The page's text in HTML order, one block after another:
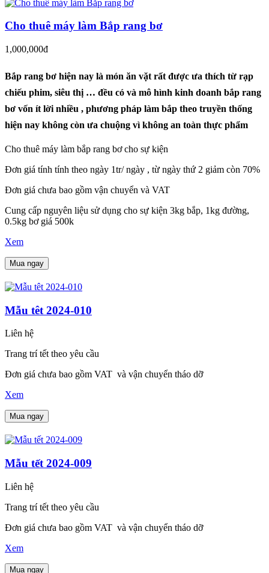
Cho thuê máy làm Bắp rang bơ
1,000,000đ
Bắp rang bơ hiện nay là món ăn vặt rất được ưa thích từ rạp
chiếu phim, siêu thị … đều có và mô hình kinh doanh bắp rang
bơ vốn ít lời nhiều , phương pháp làm bắp theo truyền thống
hiện nay không còn ưa chuộng vì không an toàn thực phẩm
Cho thuê máy làm bắp rang bơ cho sự kiện
Đơn giá tính tính theo ngày 1tr/ ngày , từ ngày thứ 2 giảm còn 70%
Đơn giá chưa bao gồm vận chuyển và VAT
Cung cấp nguyên liệu sử dụng cho sự kiện 3kg bắp, 1kg đường,
0.5kg bơ giá 500k
Xem
Mua ngay
Mẫu têt 2024-010
Liên hệ
Trang trí tết theo yêu cầu
Đơn giá chưa bao gồm VAT và vận chuyển tháo dỡ
Xem
Mua ngay
Mẫu tết 2024-009
Liên hệ
Trang trí tết theo yêu cầu
Đơn giá chưa bao gồm VAT và vận chuyển tháo dỡ
Xem
Mua ngay